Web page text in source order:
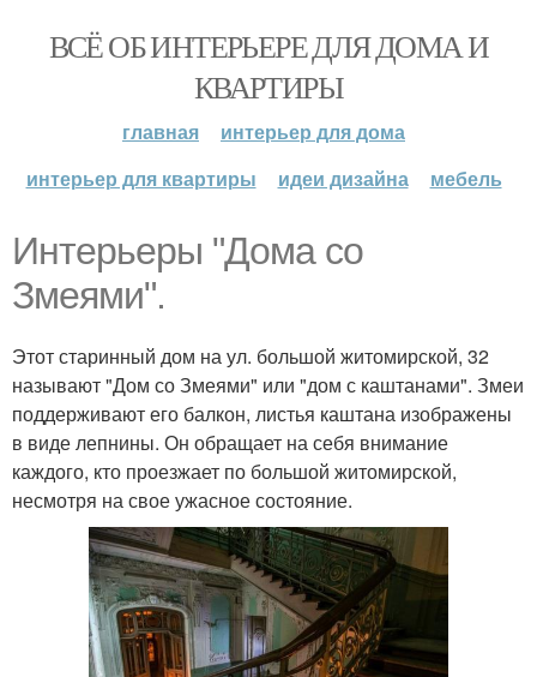
ВСЁ ОБ ИНТЕРЬЕРЕ ДЛЯ ДОМА И
КВАРТИРЫ
главная
интерьер для дома
интерьер для квартиры
идеи дизайна мебель
Интерьеры "Дома со
Змеями".
Этот старинный дом на ул. большой житомирской, 32
называют "Дом со Змеями" или "дом с каштанами". Змеи
поддерживают его балкон, листья каштана изображены
в виде лепнины. Он обращает на себя внимание
каждого, кто проезжает по большой житомирской,
несмотря на свое ужасное состояние.